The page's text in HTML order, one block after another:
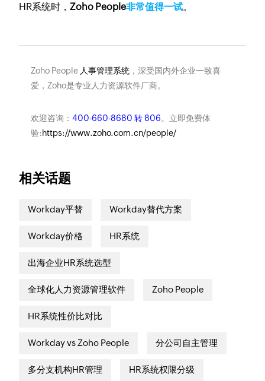
HR系统时，Zoho People非常值得一试。
Zoho People 人事管理系统，深受国内外企业一致喜
爱，Zoho是专业人力资源软件厂商。
欢迎咨询： 400-660-8680 转 806。立即免费体
验: https://www.zoho.com.cn/people/
相关话题
Workday平替 Workday替代方案
Workday价格 HR系统
出海企业HR系统选型
全球化人力资源管理软件 Zoho People
HR系统性价比对比
Workday vs Zoho People 分公司自主管理
多分支机构HR管理 HR系统权限分级